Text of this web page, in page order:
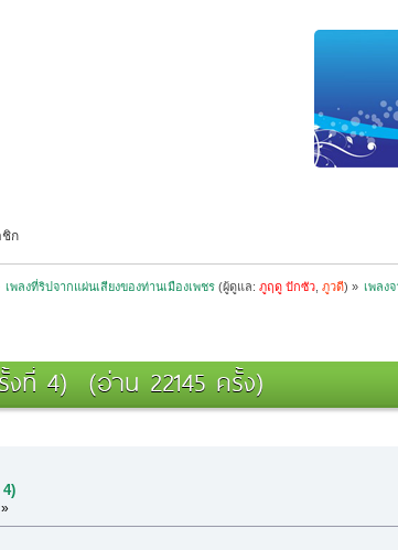
ชิก
เพลงที่ริปจากแผ่นเสียงของท่านเมืองเพชร (ผู้ดูแล: ภูฤดู ปักซัว ภูวดี) » เพลง
งที่ 4) (อ่าน 22145 ครั้ง)
4)